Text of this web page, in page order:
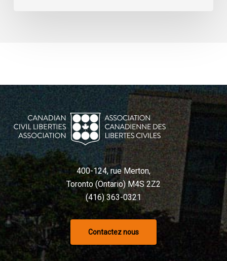
400-124, rue Merton,
Toronto (Ontario) M4S 2Z2
(416) 363-0321
Contactez nous